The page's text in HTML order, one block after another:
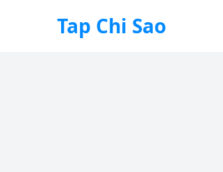
Tap Chi Sao